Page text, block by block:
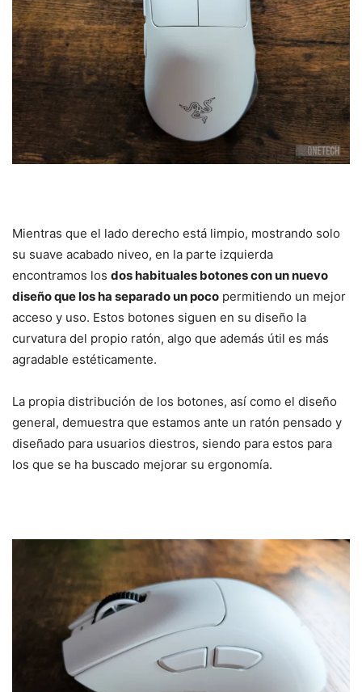
Mientras que el lado derecho está limpio, mostrando solo
su suave acabado niveo, en la parte izquierda
encontramos los dos habituales botones con un nuevo
diseño que los ha separado un poco permitiendo un mejor
acceso y uso. Estos botones siguen en su diseño la
curvatura del propio ratón, algo que además útil es más
agradable estéticamente.
La propia distribución de los botones, así como el diseño
general, demuestra que estamos ante un ratón pensado y
diseñado para usuarios diestros, siendo para estos para
los que se ha buscado mejorar su ergonomía.